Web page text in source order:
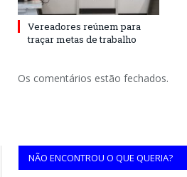
Vereadores reúnem para
traçar metas de trabalho
Os comentários estão fechados.
NÃO ENCONTROU O QUE QUERIA?